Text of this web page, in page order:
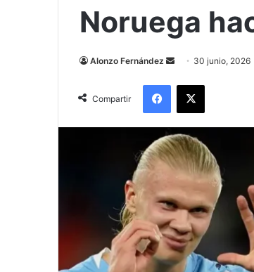
Noruega
Alonzo Fernández
Send
email
30 junio, 2026
Compartir
Facebook
X